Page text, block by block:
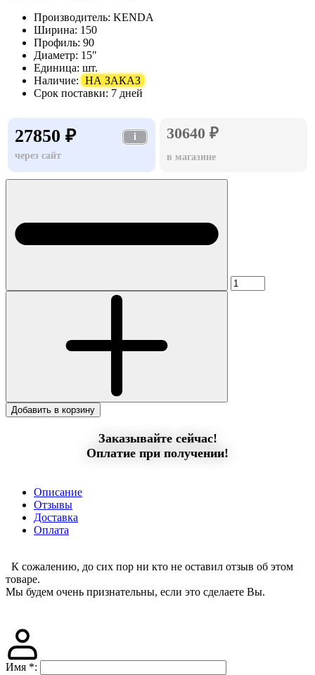
Производитель: KENDA
Ширина: 150
Профиль: 90
Диаметр: 15"
Единица: шт.
Наличие: НА ЗАКАЗ
Срок поставки: 7 дней
27850 ₽
i
через сайт
30640 ₽
в магазине
Добавить в корзину
Заказывайте сейчас!
Оплатие при получении!
Описание
Отзывы
Доставка
Оплата
К сожалению, до сих пор ни кто не оставил отзыв об этом
товаре.
Мы будем очень признательны, если это сделаете Вы.
Имя *: